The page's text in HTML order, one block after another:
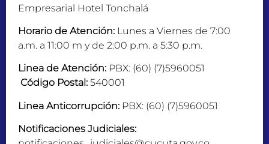
Empresarial Hotel Tonchalá
Horario de Atención: Lunes a Viernes de 7:00
a.m. a 11:00 m y de 2:00 p.m. a 5:30 p.m.
Linea de Atención: PBX: (60) (7)5960051
Código Postal: 540001
Linea Anticorrupción: PBX: (60) (7)5960051
Notificaciones Judiciales: